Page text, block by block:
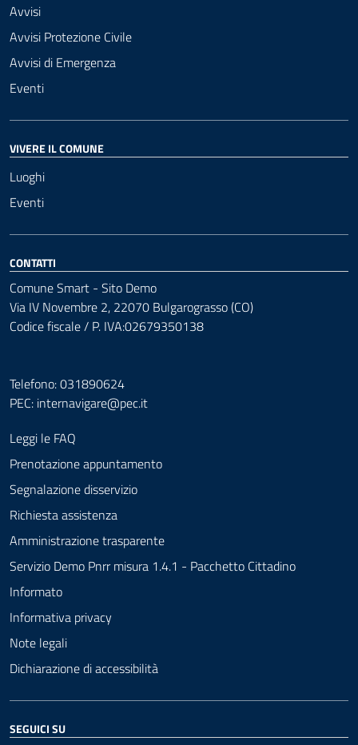
Avvisi
Avvisi Protezione Civile
Avvisi di Emergenza
Eventi
VIVERE IL COMUNE
Luoghi
Eventi
CONTATTI
Comune Smart - Sito Demo
Via IV Novembre 2, 22070 Bulgarograsso (CO)
Codice fiscale / P. IVA:02679350138
Telefono: 031890624
PEC: internavigare@pec.it
Leggi le FAQ
Prenotazione appuntamento
Segnalazione disservizio
Richiesta assistenza
Amministrazione trasparente
Servizio Demo Pnrr misura 1.4.1 - Pacchetto Cittadino
Informato
Informativa privacy
Note legali
Dichiarazione di accessibilità
SEGUICI SU